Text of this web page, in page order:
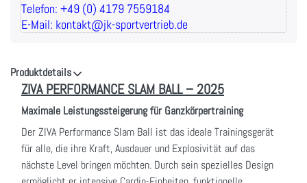
Telefon: +49 (0) 4179 7559184
E-Mail: kontakt@jk-sportvertrieb.de
Produktdetails
ZIVA PERFORMANCE SLAM BALL – 2025
Maximale Leistungssteigerung für Ganzkörpertraining
Der ZIVA Performance Slam Ball ist das ideale Trainingsgerät
für alle, die ihre Kraft, Ausdauer und Explosivität auf das
nächste Level bringen möchten. Durch sein spezielles Design